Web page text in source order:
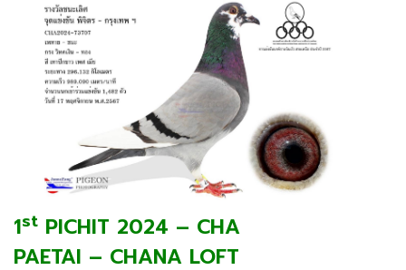
1st PICHIT 2024 – CHA
PAETAI – CHANA LOFT